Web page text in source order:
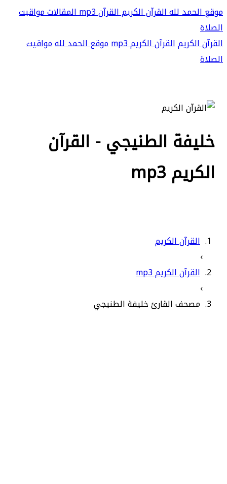
موقع الحمد للهالقرآن الكريمالقرآن mp3 المقالاتمواقيت
الصلاة
القرآن الكريمالقرآن الكريم mp3 موقع الحمد للهمواقيت
الصلاة
خليفة الطنيجي - القرآن
الكريم mp3
القرآن الكريم
›
القرآن الكريم mp3
›
مصحف القارئ خليفة الطنيجي